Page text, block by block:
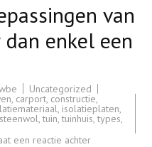
van
enkel een
Uncategorized
, carport, constructie,
, isolatieplaten,
steenwol,tuin,tuinhuis,types,
een reactie achterop